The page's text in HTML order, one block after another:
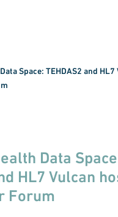
Space: TEHDAS2 and
Data
HL7 Vulcan
Forum